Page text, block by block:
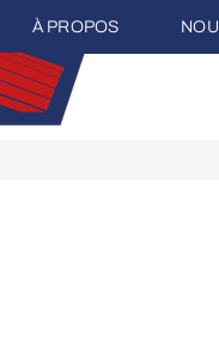
À PROPOS